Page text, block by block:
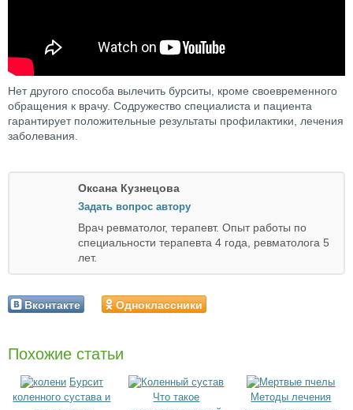
Нет другого способа вылечить бурситы, кроме своевременного
обращения к врачу. Содружество специалиста и пациента
гарантирует положительные результаты профилактики, лечения
заболевания.
Оксана Кузнецова
Задать вопрос автору
Врач ревматолог, терапевт. Опыт работы по
специальности терапевта 4 года, ревматолога 5
лет.
Вконтакте Одноклассники
Похожие статьи
Бурсит
коленного сустава и
Что такое
Методы лечения